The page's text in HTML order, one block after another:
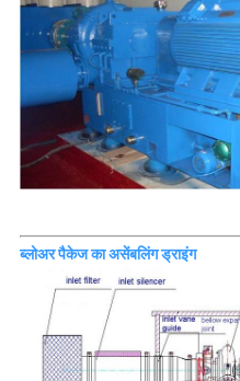
ब्लोअर पैकेज का असेंबलिंग ड्राइंग